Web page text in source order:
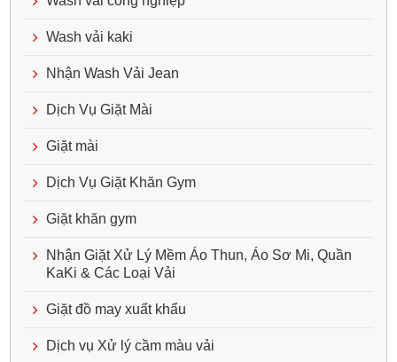
Wash vải kaki
Nhận Wash Vải Jean
Dịch Vụ Giặt Mài
Giặt mài
Dịch Vụ Giặt Khăn Gym
Giặt khăn gym
Nhận Giặt Xử Lý Mềm Áo Thun, Áo Sơ Mi, Quần
KaKi & Các Loại Vải
Giặt đồ may xuất khẩu
Dịch vụ Xử lý cầm màu vải